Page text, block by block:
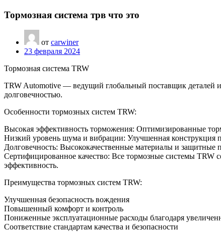
Тормозная система трв что это
от carwiner
23 февраля 2024
Тормозная система TRW
TRW Automotive — ведущий глобальный поставщик деталей
долговечностью.
Особенности тормозных систем TRW:
Высокая эффективность торможения: Оптимизированные
Низкий уровень шума и вибрации: Улучшенная
Долговечность: Высококачественные материалы и
Сертифицированное качество: Все тормозные системы TRW
эффективность.
Преимущества тормозных систем TRW:
Улучшенная безопасность вождения
Повышенный комфорт и контроль
Пониженные эксплуатационные расходы благодаря
Соответствие стандартам качества и безопасности